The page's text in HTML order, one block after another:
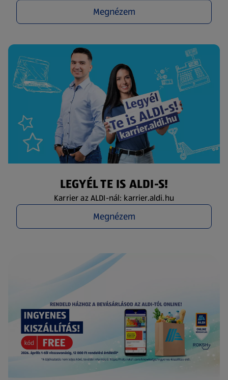
Megnézem
LEGYÉL TE IS ALDI-S!
Karrier az ALDI-nál: karrier.aldi.hu
Megnézem